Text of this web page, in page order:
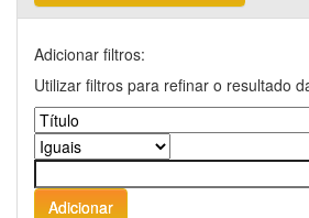
Adicionar filtros:
Utilizar filtros para refinar o resultado